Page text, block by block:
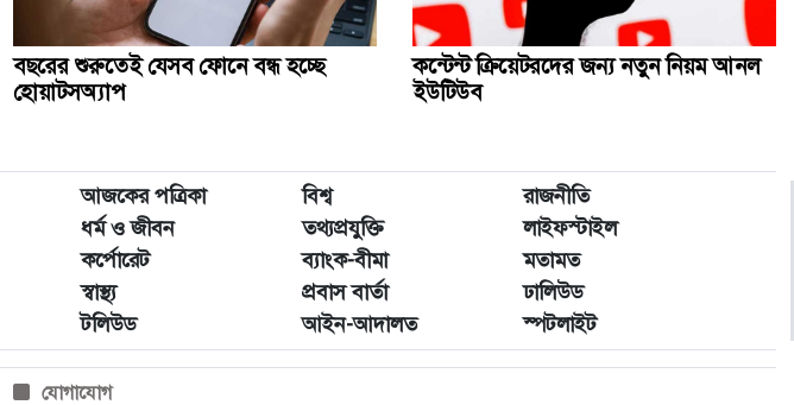
বছরের শুরুতেই যেসব ফোনে বন্ধ হচ্ছে
হোয়াটসঅ্যাপ
কন্টেন্ট ক্রিয়েটরদের জন্য নতুন নিয়ম আনল
ইউটিউব
আজকের পত্রিকা বিশ্ব
রাজনীতি
ধর্ম ও জীবন তথ্যপ্রযুক্তি
লাইফস্টাইল
কর্পোরেট ব্যাংক-বীমা
মতামত
স্বাস্থ্য প্রবাস বার্তা
ঢালিউড
টলিউড আইন-আদালত স্পটলাইট
যোগাযোগ